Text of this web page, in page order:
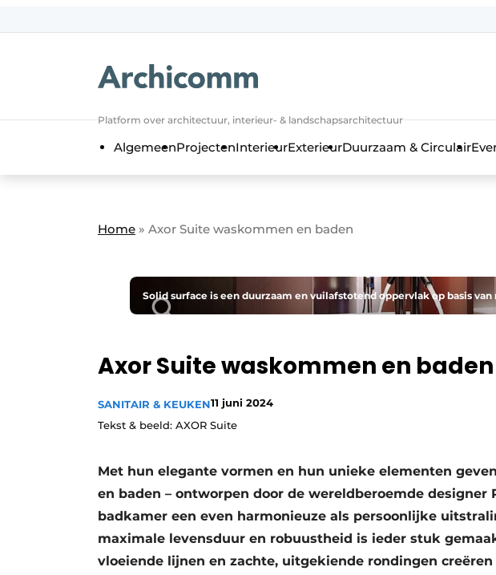
Platform over architectuur, interieur- & landschapsarchitectuur
AlgemeenProjectenInterieurExterieurDuurzaam & Circulair
Home » Axor Suite waskommen en baden
Solid surface is een duurzaam en vuilafstotend oppervlak op basis
Axor Suite waskommen en baden
SANITAIR & KEUKEN11 juni 2024
Tekst & beeld: AXOR Suite
Met hun elegante vormen en hun unieke elementen
en baden – ontworpen door de wereldberoemde designer
badkamer een even harmonieuze als persoonlijke
maximale levensduur en robuustheid is ieder stuk
vloeiende lijnen en zachte, uitgekiende rondingen